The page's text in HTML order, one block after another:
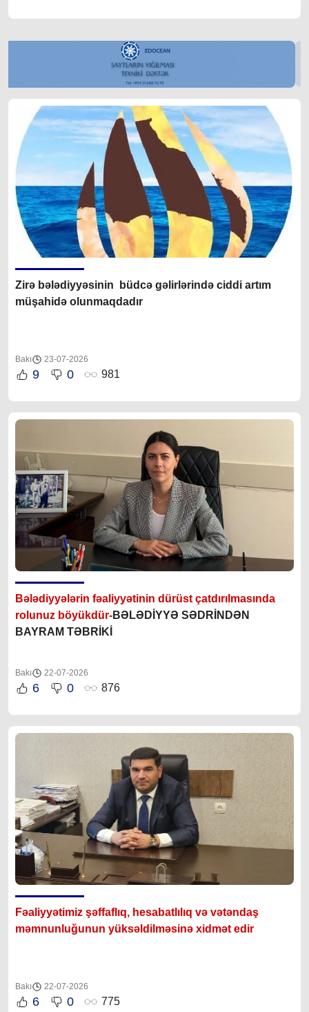
Zirə bələdiyyəsinin büdcə gəlirlərində ciddi artım
müşahidə olunmaqdadır
Bakı 23-07-2026
9 0 981
Bələdiyyələrin fəaliyyətinin dürüst çatdırılmasında
rolunuz böyükdür-BƏLƏDİYYƏ SƏDRİNDƏN
BAYRAM TƏBRİKİ
Bakı 22-07-2026
6 0 876
Fəaliyyətimiz şəffaflıq, hesabatlılıq və vətəndaş
məmnunluğunun yüksəldilməsinə xidmət edir
Bakı 22-07-2026
6 0 775